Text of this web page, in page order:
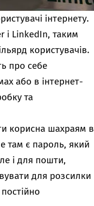
інтернету.
і LinkedIn, таким
користувачів.
про себе
або в інтернет-
та
корисна шахраям в
там є пароль, який
і для пошти,
для розсилки